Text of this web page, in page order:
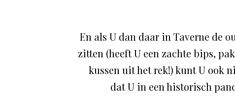
En als U dan daar in Taverne de
zitten (heeft U een zachte bips,
kussen uit het rek!) kunt U ook
dat U in een historisch